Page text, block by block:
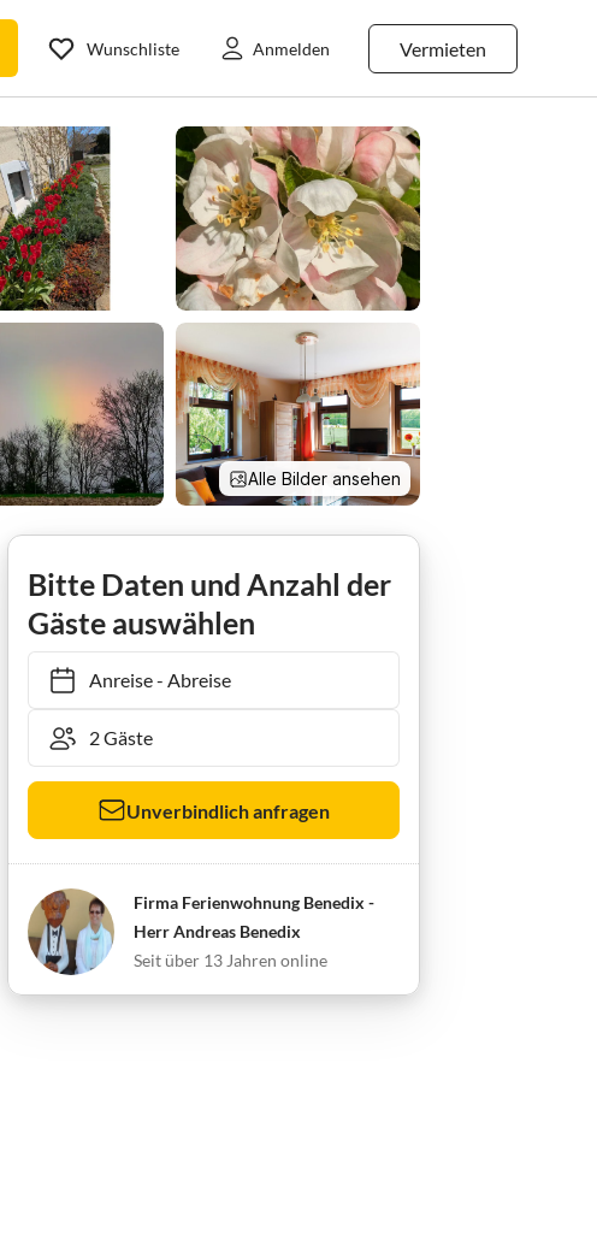
Vermieten
Wunschliste Anmelden
Alle Bilder ansehen
Bitte Daten und Anzahl der
Gäste auswählen
Anreise- Abreise
Unverbindlich anfragen
Firma Ferienwohnung Benedix -
Herr Andreas Benedix
Seit über 13 Jahren online